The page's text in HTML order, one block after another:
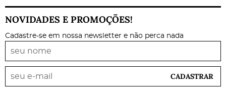
NOVIDADES E PROMOÇÕES!
Cadastre-se em nossa newsletter e não perca nada
CADASTRAR